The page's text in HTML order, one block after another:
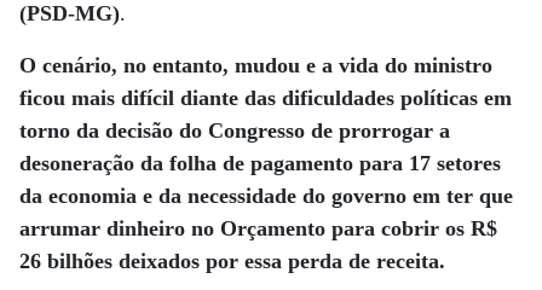
(PSD-MG).
O cenário, no entanto, mudou e a vida do ministro
ficou mais difícil diante das dificuldades políticas em
torno da decisão do Congresso de prorrogar a
desoneração da folha de pagamento para 17 setores
da economia e da necessidade do governo em ter que
arrumar dinheiro no Orçamento para cobrir os R$
26 bilhões deixados por essa perda de receita.